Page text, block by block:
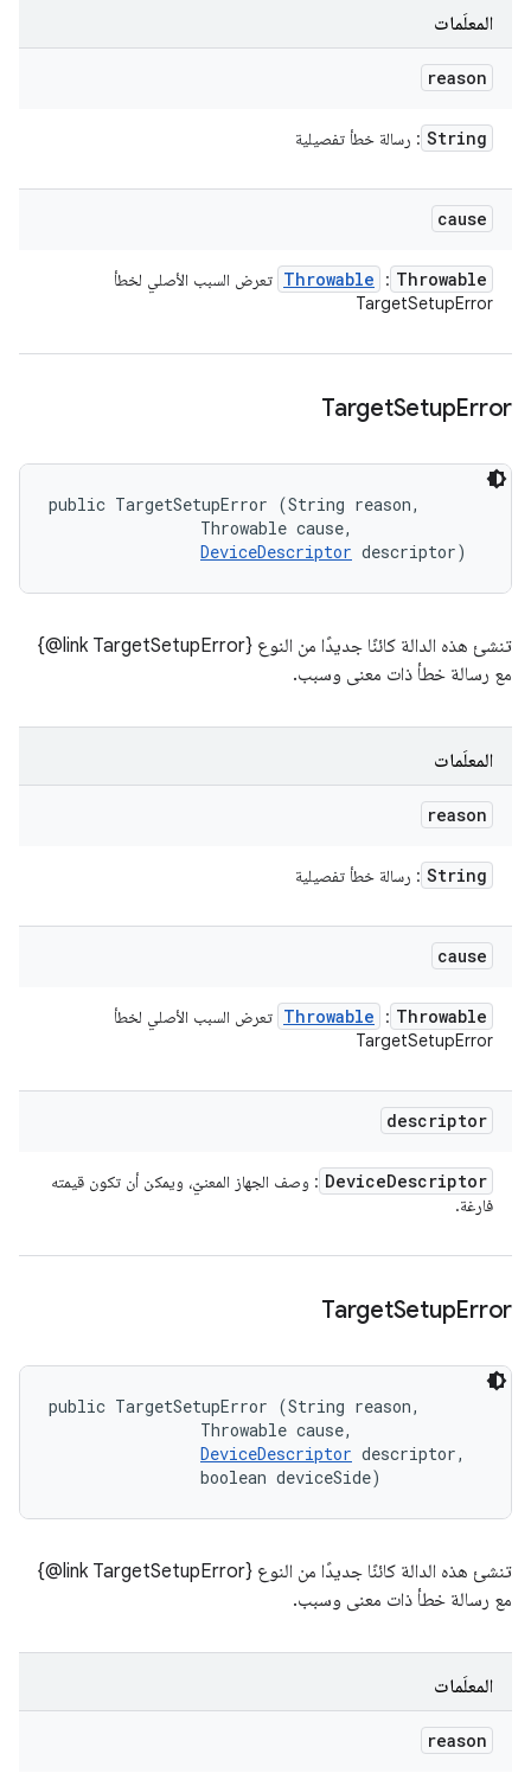
المعلَمات
reason
String : رسالة خطأ تفصيلية
cause
Throwable
:
Throwable تعرض السبب الأصلي لخطأ
TargetSetupError
TargetSetupError
public TargetSetupError (String reason,
                Throwable cause,
DeviceDescriptor descriptor)
تنشئ هذه الدالة كائنًا جديدًا من النوع ‎{@link TargetSetupError}
مع رسالة خطأ ذات معنى وسبب.
المعلَمات
reason
String : رسالة خطأ تفصيلية
cause
Throwable
:
Throwable تعرض السبب الأصلي لخطأ
TargetSetupError
descriptor
DeviceDescriptor
: وصف الجهاز المعنيّ، ويمكن أن تكون قيمته
فارغة.
TargetSetupError
public TargetSetupError (String reason,
                Throwable cause,
DeviceDescriptor descriptor,
                boolean deviceSide)
تنشئ هذه الدالة كائنًا جديدًا من النوع ‎{@link TargetSetupError}
مع رسالة خطأ ذات معنى وسبب.
المعلَمات
reason